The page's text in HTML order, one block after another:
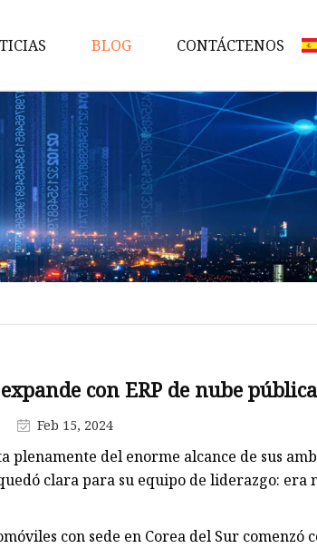
agrícola
sinfín
amoladora
BLOG CONTÁCTENOS
con ERP de nube pública
Feb 15, 2024
plenamente del enorme alcance de sus
clara para su equipo de liderazgo: era
con sede en Corea del Sur comenzó